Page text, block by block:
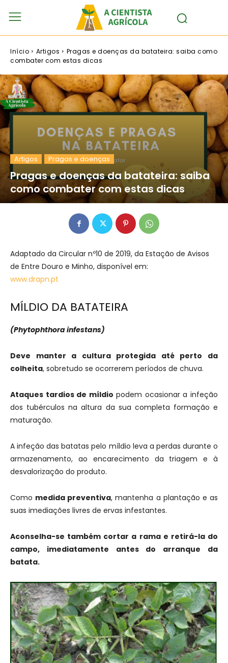
Início Artigos
Pragas e doenças da batateira: saiba como
combater com estas dicas
Artigos Pragas e doenças
Pragas e doenças da batateira: saiba
como combater com estas dicas
Adaptado da Circular nº10 de 2019, da Estação de Avisos
de Entre Douro e Minho, disponível em:
www.drapn.pt
MÍLDIO DA BATATEIRA
(Phytophthora infestans)
Deve manter a cultura protegida até perto da
colheita, sobretudo se ocorrerem períodos de chuva.
Ataques tardios de míldio podem ocasionar a infeção
dos tubérculos na altura da sua completa formação e
maturação.
A infeção das batatas pelo míldio leva a perdas durante o
armazenamento, ao encarecimento da triagem e à
desvalorização do produto.
Como medida preventiva, mantenha a plantação e as
suas imediações livres de ervas infestantes.
Aconselha-se também cortar a rama e retirá-la do
campo, imediatamente antes do arranque da
batata.